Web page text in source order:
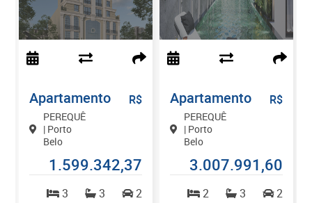
Apartamento
PEREQUÊ
| Porto
Belo
R$
1.599.342,37
3 3 2
Apartamento
PEREQUÊ
| Porto
Belo
R$
3.007.991,60
2 3
2